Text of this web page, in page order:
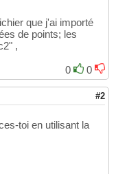
que j'ai importé
de points; les
,
0
0
#2
toi en utilisant la